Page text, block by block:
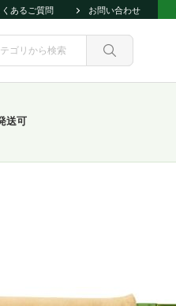
くあるご質問 お問い合わせ
送可